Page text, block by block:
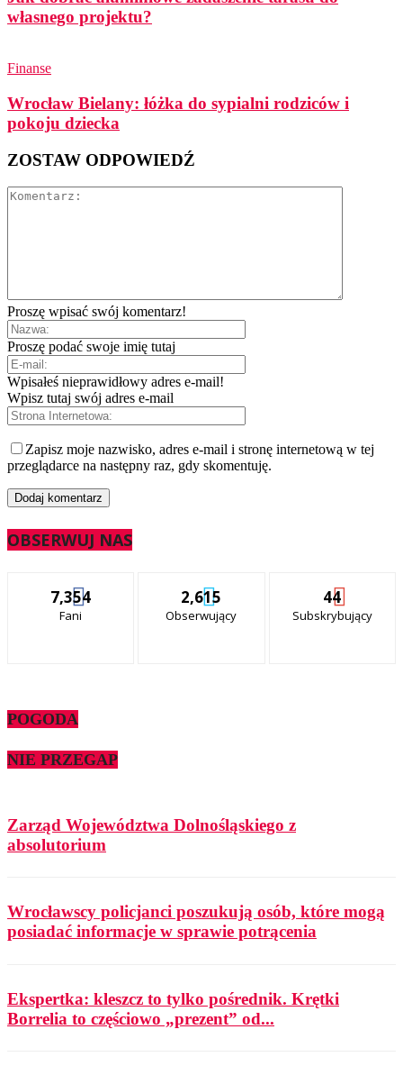
własnego projektu?
Finanse
Wrocław Bielany: łóżka do sypialni rodziców i
pokoju dziecka
ZOSTAW ODPOWIEDŹ
Proszę wpisać swój komentarz!
Proszę podać swoje imię tutaj
Wpisałeś nieprawidłowy adres e-mail!
Wpisz tutaj swój adres e-mail
Zapisz moje nazwisko, adres e-mail i stronę internetową w tej
przeglądarce na następny raz, gdy skomentuję.
OBSERWUJ NAS
7,354
Fani
2,615
Obserwujący
44
Subskrybujący
POGODA
NIE PRZEGAP
Zarząd Województwa Dolnośląskiego z
absolutorium
Wrocławscy policjanci poszukują osób, które mogą
posiadać informacje w sprawie potrącenia
Ekspertka: kleszcz to tylko pośrednik. Krętki
Borrelia to częściowo „prezent” od...